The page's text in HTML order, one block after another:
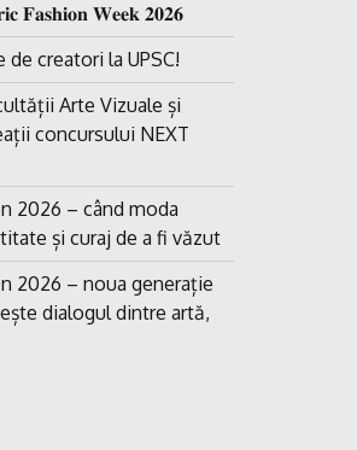
𝐅𝐚𝐬𝐡𝐢𝐨𝐧 𝐖𝐞𝐞𝐤 𝟐𝟎𝟐𝟔
creatori la UPSC!
Arte Vizuale și
concursului NEXT
2026 – când moda
și curaj de a fi văzut
2026 – noua generație
dialogul dintre artă,